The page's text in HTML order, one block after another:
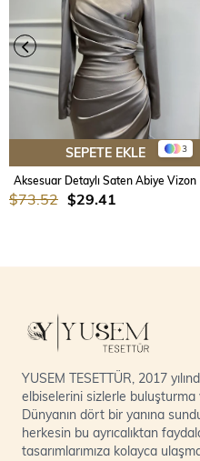
3
SEPETE EKLE
Aksesuar Detaylı Saten Abiye Vizon
$29.41
$73.52
YUSEM TESETTÜR, 2017
elbiselerini sizlerle
Dünyanın dört bir yanına
herkesin bu ayrıcalıktan
tasarımlarımıza kolayca